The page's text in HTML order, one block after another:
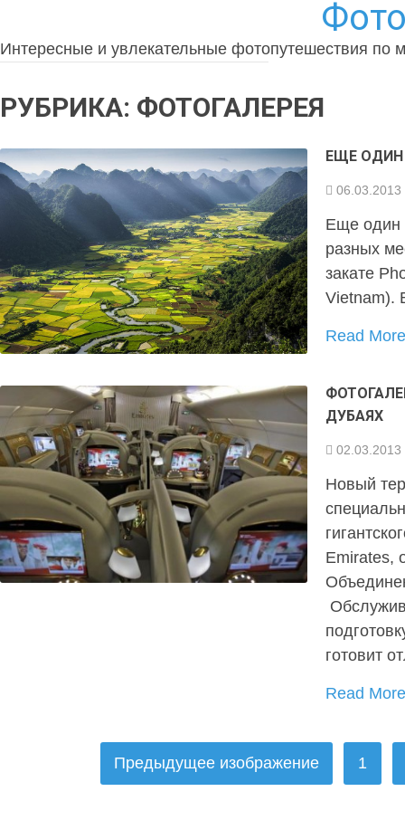
Интересные и увлекательные фотопутешествия по
РУБРИКА: ФОТОГАЛЕРЕЯ
ЕЩЕ ОДИН
06.03.2013
Еще один
разных
закате
Vietnam).
Read
ДУБАЯХ
02.03.2013
Новый
Emirates,
готовит
Read
ПАГИНАЦИЯПредыдущее изображение 1